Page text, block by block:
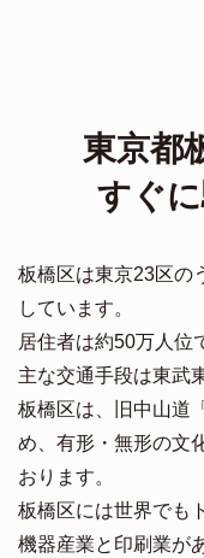
東京都
すぐ
板橋区は東京23区の
しています。
居住者は約50万人位
主な交通手段は東武
板橋区は、旧中山道
め、有形・無形の文
おります。
板橋区には世界でも
機器産業と印刷業が